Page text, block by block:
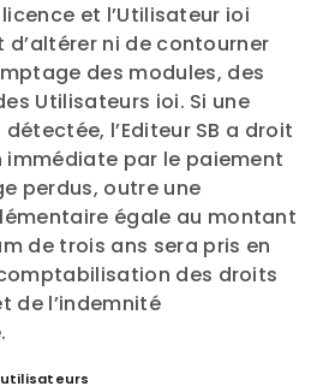
et l’Utilisateur ioi
d’altérer ni de contourner
des modules, des
Utilisateurs ioi. Si une
l’Editeur SB a droit
immédiate par le paiement
perdus, outre une
égale au montant
de trois ans sera pris en
des droits
de l’indemnité